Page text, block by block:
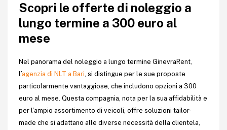
Scopri le offerte di noleggio a
lungo termine a 300 euro al
mese
Nel panorama del noleggio a lungo termine GinevraRent,
l’agenzia di NLT a Bari, si distingue per le sue proposte
particolarmente vantaggiose, che includono opzioni a 300
euro al mese. Questa compagnia, nota per la sua affidabilità e
per l’ampio assortimento di veicoli, offre soluzioni tailor-
made che si adattano alle diverse necessità della clientela,